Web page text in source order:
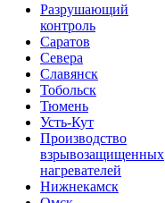
Разрушающий
контроль
Саратов
Севера
Славянск
Тобольск
Тюмень
Усть-Кут
Производство
взрывозащищенных
нагревателей
Нижнекамск